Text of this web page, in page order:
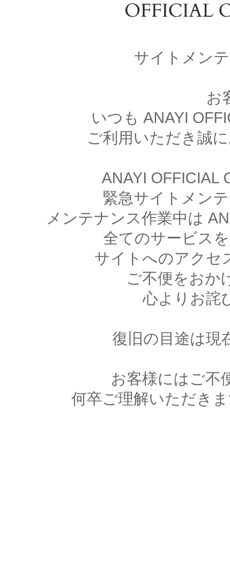
サイトメン
お
いつも ANAYI
ご利用いただき誠
ANAYI OFFICIAL
緊急サイトメン
メンテナンス作業中は
全てのサービス
サイトへのアクセ
ご不便をおか
心よりお詫
復旧の目途は現
お客様にはご不
何卒ご理解いただき